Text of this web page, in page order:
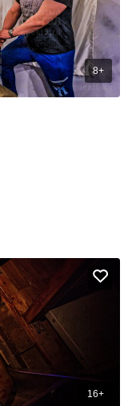
8+
16+